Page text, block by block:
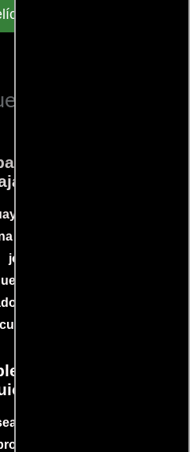
interesar...
película
cautivó al mundo
explosión de acción y
cinematográfica
la historia de un
4 de Asunción que se
mundo de crimen
que no
un guión siempre hay
que se dan